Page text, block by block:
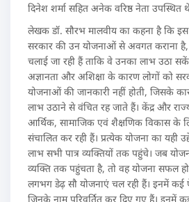
दिनेश शर्मा सहित अनेक वरिष्ठ नेता उपस्थित
लेखक डॉ. सौरभ मालवीय का कहना है कि इस
सरकार की उन योजनाओं से अवगत कराना
चलाई जा रही हैं ताकि वे उनका लाभ उठा
अज्ञानता और अशिक्षा के कारण लोगों को
योजनाओं की जानकारी नहीं होती, जिसके
लाभ उठाने से वंचित रह जाते हैं। केंद्र और
आर्थिक, सामाजिक एवं शैक्षणिक विकास के
संचालित कर रही हैं। प्रत्येक योजना का यही
लाभ सभी पात्र व्यक्तियों तक पहुंचे। जब
व्यक्ति तक पहुंचता है, तो वह योजना सफल
लगभग डेढ़ सौ योजनाएं चल रही हैं। इनमें कई
जिनके नाम परिवर्तित कर दिए गए हैं। इनमें